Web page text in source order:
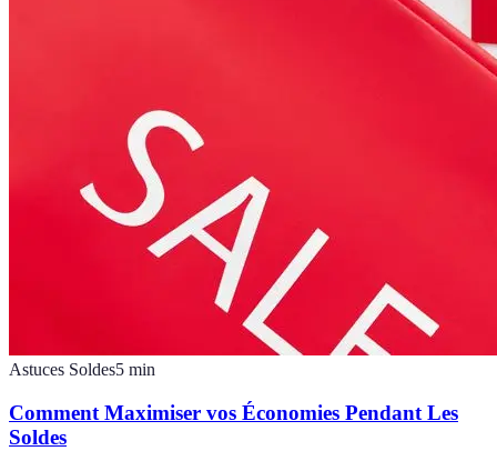
Astuces Soldes5 min
Comment Maximiser vos Économies Pendant Les
Soldes